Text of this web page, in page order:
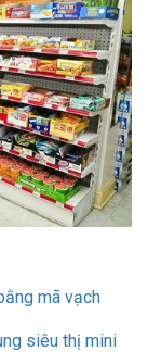
mã vạch
siêu thị mini